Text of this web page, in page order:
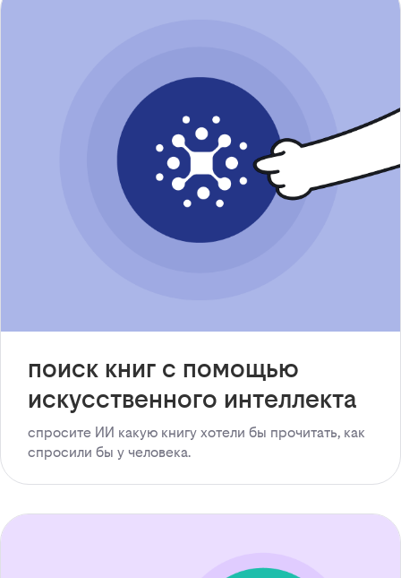
поиск книг с помощью
искусственного интеллекта
спросите ИИ какую книгу хотели бы прочитать, как
спросили бы у человека.